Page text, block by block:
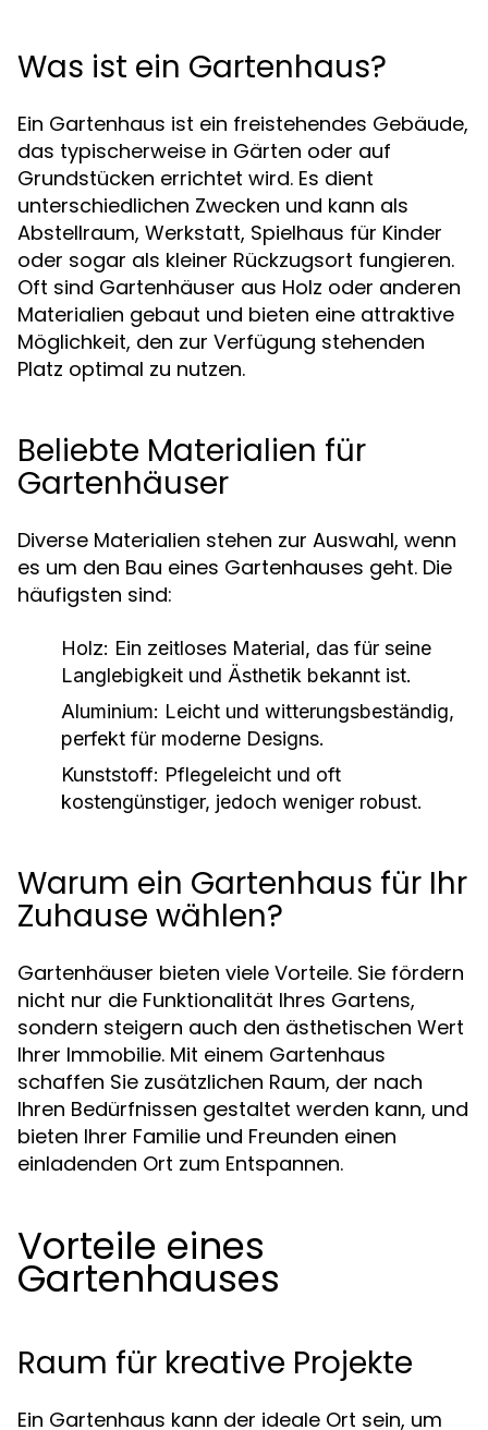
Was ist ein Gartenhaus?
Ein Gartenhaus ist ein freistehendes Gebäude,
das typischerweise in Gärten oder auf
Grundstücken errichtet wird. Es dient
unterschiedlichen Zwecken und kann als
Abstellraum, Werkstatt, Spielhaus für Kinder
oder sogar als kleiner Rückzugsort fungieren.
Oft sind Gartenhäuser aus Holz oder anderen
Materialien gebaut und bieten eine attraktive
Möglichkeit, den zur Verfügung stehenden
Platz optimal zu nutzen.
Beliebte Materialien für
Gartenhäuser
Diverse Materialien stehen zur Auswahl, wenn
es um den Bau eines Gartenhauses geht. Die
häufigsten sind:
Holz: Ein zeitloses Material, das für seine
Langlebigkeit und Ästhetik bekannt ist.
Aluminium: Leicht und witterungsbeständig,
perfekt für moderne Designs.
Kunststoff: Pflegeleicht und oft
kostengünstiger, jedoch weniger robust.
Warum ein Gartenhaus für Ihr
Zuhause wählen?
Gartenhäuser bieten viele Vorteile. Sie fördern
nicht nur die Funktionalität Ihres Gartens,
sondern steigern auch den ästhetischen Wert
Ihrer Immobilie. Mit einem Gartenhaus
schaffen Sie zusätzlichen Raum, der nach
Ihren Bedürfnissen gestaltet werden kann, und
bieten Ihrer Familie und Freunden einen
einladenden Ort zum Entspannen.
Vorteile eines
Gartenhauses
Raum für kreative Projekte
Ein Gartenhaus kann der ideale Ort sein, um